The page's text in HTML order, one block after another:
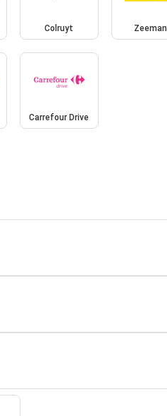
Colruyt Zeeman
Carrefour Drive